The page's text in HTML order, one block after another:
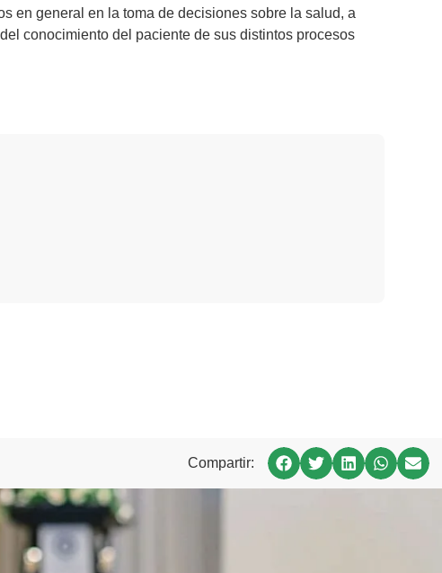
en general en la toma de decisiones sobre la salud, a
conocimiento del paciente de sus distintos procesos
Compartir: